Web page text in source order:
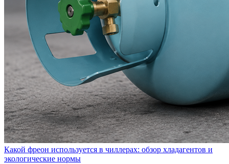
Какой фреон используется в чиллерах: обзор хладагентов и
экологические нормы